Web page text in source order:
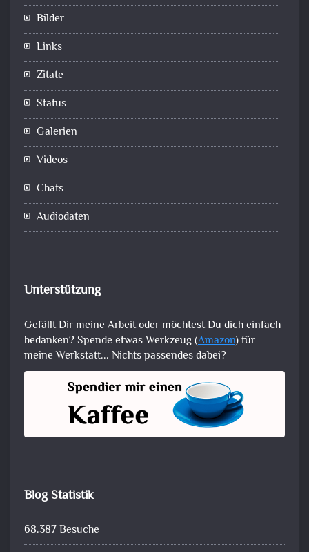
Bilder
Links
Zitate
Status
Galerien
Videos
Chats
Audiodaten
Unterstützung
Gefällt Dir meine Arbeit oder möchtest Du dich einfach
bedanken? Spende etwas Werkzeug (Amazon) für
meine Werkstatt... Nichts passendes dabei?
Blog Statistik
68.387 Besuche